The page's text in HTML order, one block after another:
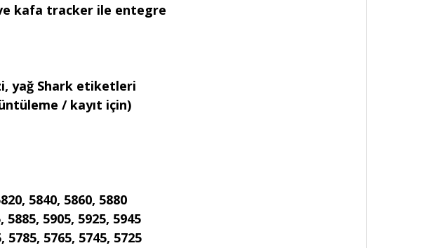
kafa tracker ile entegre
yağ Shark etiketleri
/ kayıt için)
5840, 5860, 5880
5905, 5925, 5945
5765, 5745, 5725